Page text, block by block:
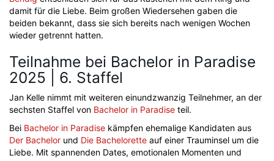
damit für die Liebe. Beim großen Wiedersehen gaben die
beiden bekannt, dass sie sich bereits nach wenigen Wochen
wieder getrennt hatten.
Teilnahme bei Bachelor in Paradise
2025 | 6. Staffel
Jan Kelle nimmt mit weiteren einundzwanzig Teilnehmer, an der
sechsten Staffel von Bachelor in Paradise teil.
Bei Bachelor in Paradise kämpfen ehemalige Kandidaten aus
Der Bachelor und Die Bachelorette auf einer Trauminsel um die
Liebe. Mit spannenden Dates, emotionalen Momenten und